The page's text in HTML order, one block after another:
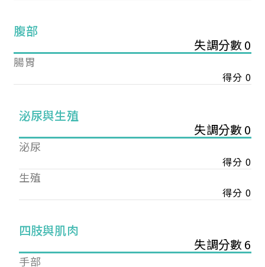
腹部
失調分數 0
腸胃
得分 0
泌尿與生殖
失調分數 0
泌尿
得分 0
生殖
得分 0
四肢與肌肉
失調分數 6
手部
您已成功送出會員申請
您好，您的會員申請，已成功送出，經本協會理事